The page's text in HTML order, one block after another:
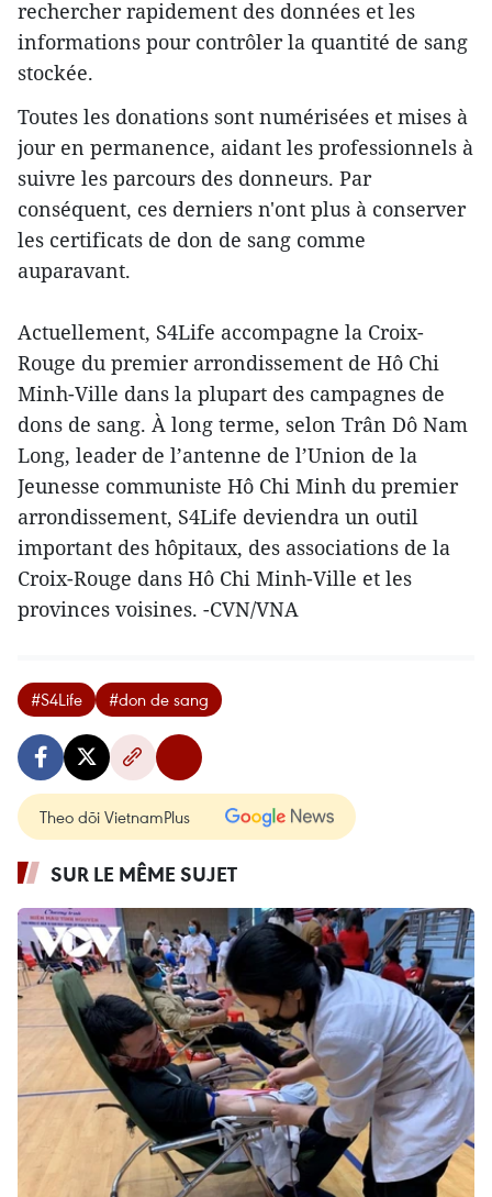
rechercher rapidement des données et les
informations pour contrôler la quantité de sang
stockée.
Toutes les donations sont numérisées et mises à
jour en permanence, aidant les professionnels à
suivre les parcours des donneurs. Par
conséquent, ces derniers n'ont plus à conserver
les certificats de don de sang comme
auparavant.
Actuellement, S4Life accompagne la Croix-
Rouge du premier arrondissement de Hô Chi
Minh-Ville dans la plupart des campagnes de
dons de sang. À long terme, selon Trân Dô Nam
Long, leader de l’antenne de l’Union de la
Jeunesse communiste Hô Chi Minh du premier
arrondissement, S4Life deviendra un outil
important des hôpitaux, des associations de la
Croix-Rouge dans Hô Chi Minh-Ville et les
provinces voisines. -CVN/VNA
#S4Life #don de sang
Theo dõi VietnamPlus
SUR LE MÊME SUJET